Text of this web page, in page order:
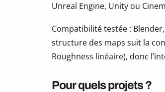
Unreal Engine, Unity ou
Compatibilité testée :
structure des maps suit la
Roughness linéaire), donc
Pour quels projets ?